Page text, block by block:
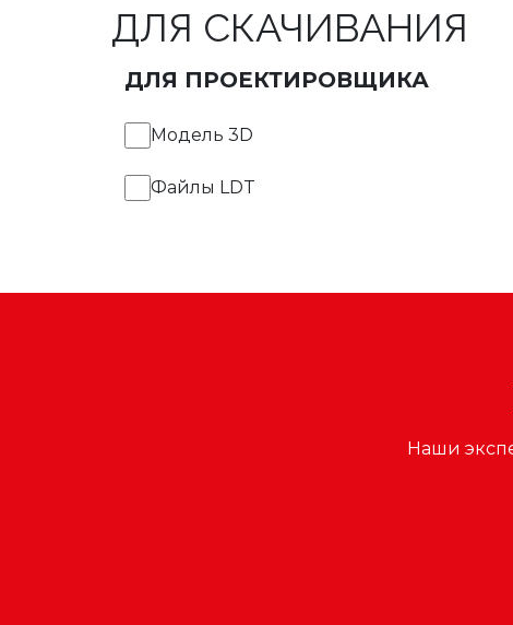
ДЛЯ СКАЧИВАНИЯ
ДЛЯ ПРОЕКТИРОВЩИКА
Модель 3D
Файлы LDT
Наши